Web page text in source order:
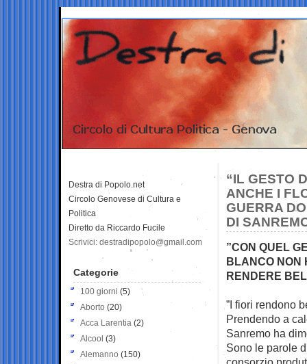
“IL GESTO
ANCHE I
GUERRA
DI
”CON QUEL
BLANCO NON
RENDERE
”I fiori rendono
Prendendo a
Sanremo ha
Sono le parole
Destra di Popolo.net
Circolo Genovese di Cultura e
Politica
Diretto da Riccardo Fucile
Scrivici: destradipopolo@gmail.com
Categorie
100 giorni (5)
Aborto (20)
Acca Larentia (2)
Alcool (3)
Alemanno (150)